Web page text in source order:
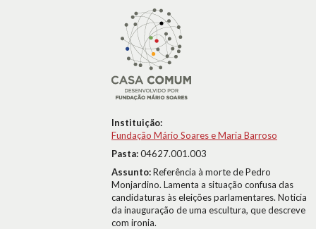
Instituição:
Fundação Mário Soares e Maria Barroso
Pasta:04627.001.003
Assunto:Referência à morte de Pedro
Monjardino. Lamenta a situação confusa das
candidaturas às eleições parlamentares. Noticia
da inauguração de uma escultura, que descreve
com ironia.